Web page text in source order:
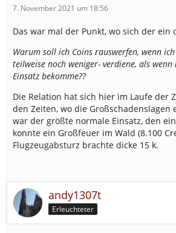
7. November 2021 um 18:56
Das war mal der Punkt, wo sich der ein
Warum soll ich Coins rauswerfen, wenn
teilweise noch weniger- verdiene, als
Einsatz bekomme??
Die Relation hat sich hier im Laufe der
den Zeiten, wo die
war der größte normale Einsatz, den
konnte ein Großfeuer im Wald (8.100
Flugzeugabsturz brachte dicke 15 k.
andy1307t
Erleuchteter